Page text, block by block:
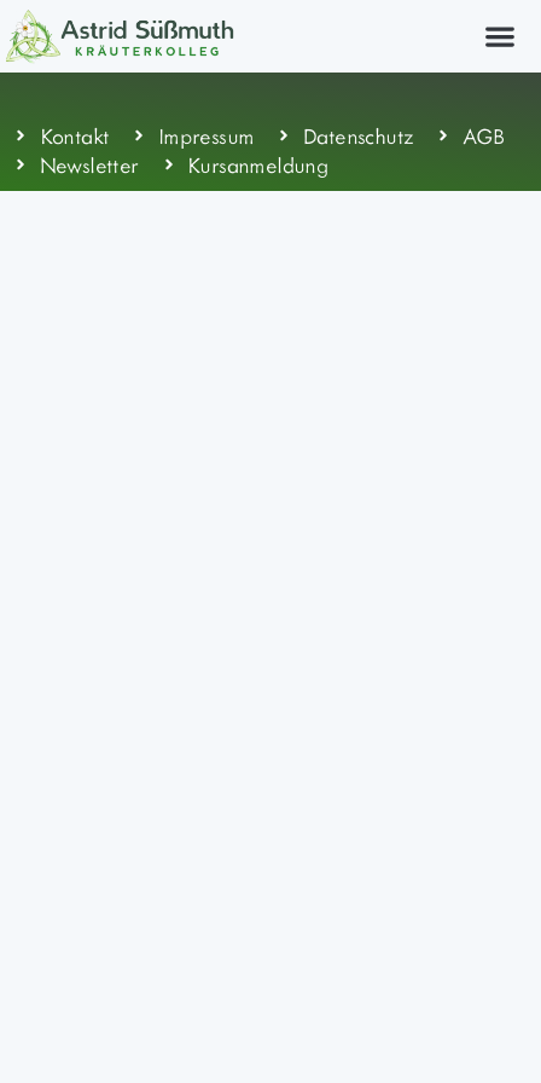
Kontakt Impressum Datenschutz
AGB
Newsletter
Kursanmeldung